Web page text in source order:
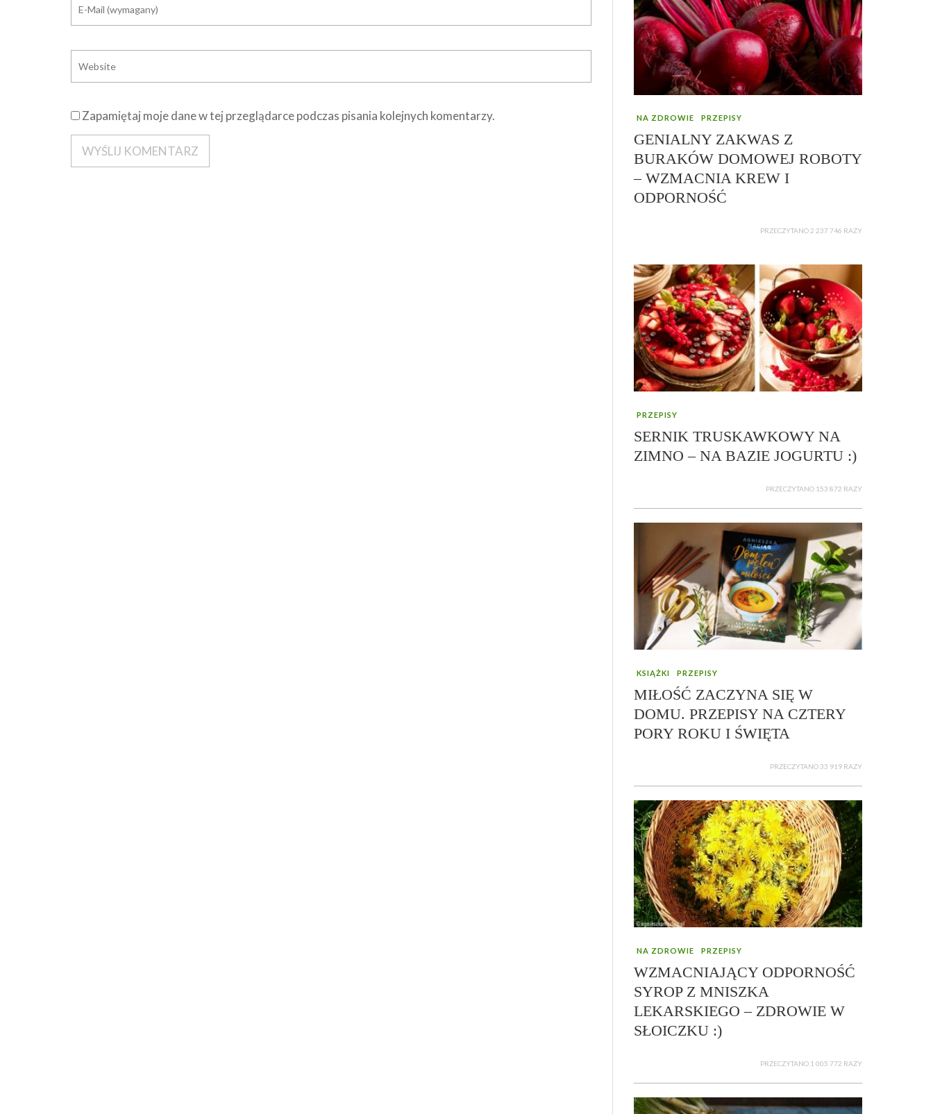
Zapamiętaj moje dane w tej przeglądarce podczas pisania kolejnych komentarzy. NA ZDROWIE PRZEPISY
GENIALNY ZAKWAS Z
BURAKÓW DOMOWEJ ROBOTY
– WZMACNIA KREW I
ODPORNOŚĆ
PRZECZYTANO 2 237 746 RAZY
PRZEPISY
SERNIK TRUSKAWKOWY NA
ZIMNO – NA BAZIE JOGURTU :)
PRZECZYTANO 153 872 RAZY
KSIĄŻKI PRZEPISY
MIŁOŚĆ ZACZYNA SIĘ W
DOMU. PRZEPISY NA CZTERY
PORY ROKU I ŚWIĘTA
PRZECZYTANO 33 919 RAZY
NA ZDROWIE PRZEPISY
WZMACNIAJĄCY ODPORNOŚĆ
SYROP Z MNISZKA
LEKARSKIEGO – ZDROWIE W
SŁOICZKU :)
PRZECZYTANO 1 005 772 RAZY